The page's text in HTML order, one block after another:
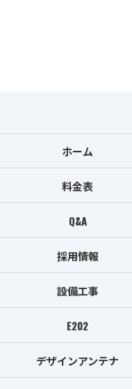
ホーム
料金表
Q&A
採用情報
設備工事
E202
デザインアンテナ